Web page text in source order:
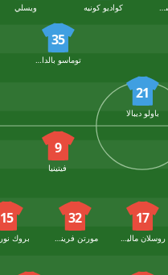
كواديو كونيه ويسلي
35
توماسو بالدانزي
21
باولو ديبالا
9
فيتينيا
17
روسلان مالينوفسكي
32
مورتن فريندروب
15